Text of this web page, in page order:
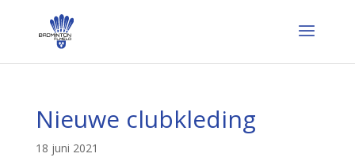
Nieuwe clubkleding
18 juni 2021